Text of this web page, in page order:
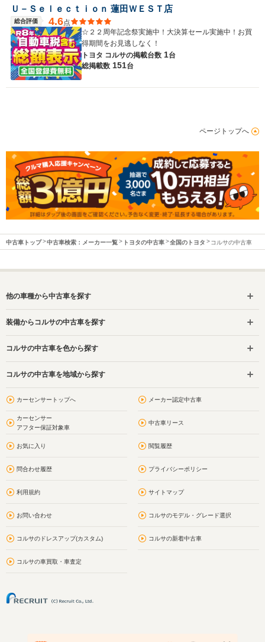
Ｕ－Ｓｅｌｅｃｔｉｏｎ 蓮田ＷＥＳＴ店
総合評価 4.6点
☆２２周年記念祭実施中！大決算セール実施中！お買
得期間をお見逃しなく！
トヨタ コルサの掲載台数 1台
総掲載数 151台
ページトップへ
中古車トップ 中古車検索：メーカー一覧 トヨタの中古車 全国のトヨタ コルサの中古車
他の車種から中古車を探す
装備からコルサの中古車を探す
コルサの中古車を色から探す
コルサの中古車を地域から探す
カーセンサートップへ メーカー認定中古車
カーセンサー
アフター保証対象車
中古車リース
お気に入り 閲覧履歴
問合わせ履歴 プライバシーポリシー
利用規約 サイトマップ
お問い合わせ コルサのモデル・グレード選択
コルサのドレスアップ(カスタム) コルサの新着中古車
コルサの車買取・車査定